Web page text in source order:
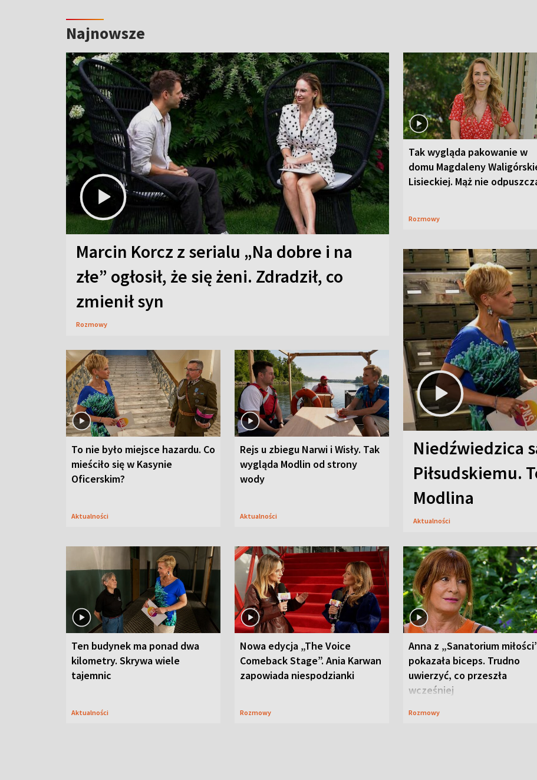
Najnowsze
Marcin Korcz z serialu „Na dobre i na
złe” ogłosił, że się żeni. Zdradził, co
zmienił syn
Rozmowy
Tak wygląda pakowanie w
domu Magdaleny
Lisieckiej. Mąż nie
Rozmowy
To nie było miejsce hazardu. Co
mieściło się w Kasynie
Oficerskim?
Aktualności
Rejs u zbiegu Narwi i Wisły. Tak
wygląda Modlin od strony
wody
Aktualności
Niedźwiedzica
Piłsudskiemu.
Modlina
Aktualności
Ten budynek ma ponad dwa
kilometry. Skrywa wiele
tajemnic
Aktualności
Nowa edycja „The Voice
Comeback Stage”. Ania Karwan
zapowiada niespodzianki
Rozmowy
Anna z „Sanatorium
pokazała biceps. Trudno
uwierzyć, co przeszła
wcześniej
Rozmowy